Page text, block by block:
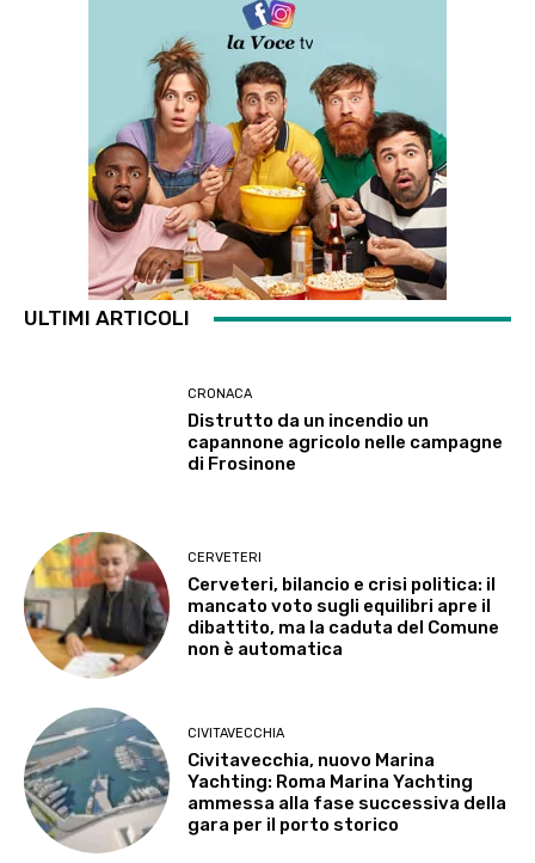
ULTIMI ARTICOLI
CRONACA
Distrutto da un incendio un
capannone agricolo nelle campagne
di Frosinone
CERVETERI
Cerveteri, bilancio e crisi politica: il
mancato voto sugli equilibri apre il
dibattito, ma la caduta del Comune
non è automatica
CIVITAVECCHIA
Civitavecchia, nuovo Marina
Yachting: Roma Marina Yachting
ammessa alla fase successiva della
gara per il porto storico